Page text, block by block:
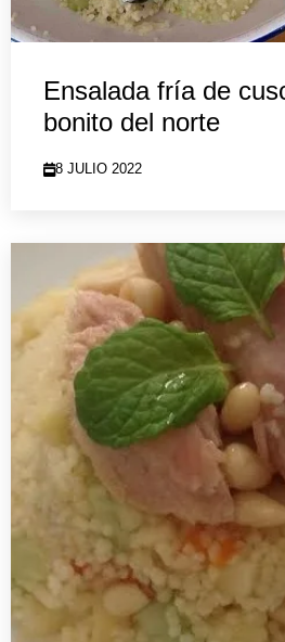
Ensalada fría de
bonito del norte
8 JULIO 2022